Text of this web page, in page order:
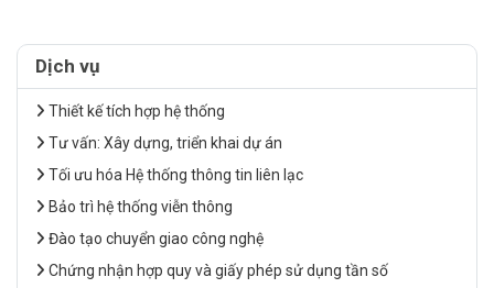
Dịch vụ
Thiết kế tích hợp hệ thống
Tư vấn: Xây dựng, triển khai dự án
Tối ưu hóa Hệ thống thông tin liên lạc
Bảo trì hệ thống viễn thông
Đào tạo chuyển giao công nghệ
Chứng nhận hợp quy và giấy phép sử dụng tần số